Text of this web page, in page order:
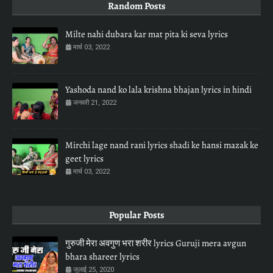
Random Posts
Milte nahi dubara kar mat pita ki seva lyrics
मार्च 03, 2022
Yashoda nand ko lala krishna bhajan lyrics in hindi
जनवरी 21, 2022
Mirchi lage nand rani lyrics shadi ke hansi mazak ke
geet lyrics
मार्च 03, 2022
Popular Posts
गुरुजी मेरा अवगुण भरा शरीर lyrics Guruji mera avgun
bhara shareer lyrics
जुलाई 25, 2020